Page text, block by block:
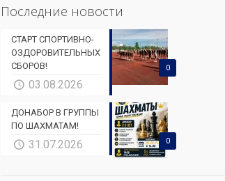
Последние новости
0
СТАРТ СПОРТИВНО-
ОЗДОРОВИТЕЛЬНЫХ
СБОРОВ!
03.08.2026
0
ДОНАБОР В ГРУППЫ
ПО ШАХМАТАМ!
31.07.2026